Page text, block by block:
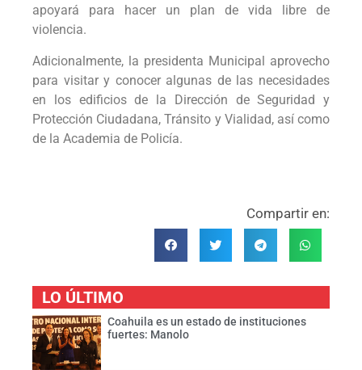
apoyará para hacer un plan de vida libre de
violencia.
Adicionalmente, la presidenta Municipal aprovecho
para visitar y conocer algunas de las necesidades
en los edificios de la Dirección de Seguridad y
Protección Ciudadana, Tránsito y Vialidad, así como
de la Academia de Policía.
Compartir en:
LO ÚLTIMO
Coahuila es un estado de instituciones
fuertes: Manolo